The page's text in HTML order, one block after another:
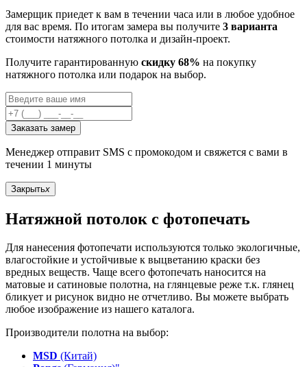
Замерщик приедет к вам в течении часа или в любое удобное
для вас время. По итогам замера вы получите 3 варианта
стоимости натяжного потолка и дизайн-проект.
Получите гарантированную скидку 68% на покупку
натяжного потолка или подарок на выбор.
Заказать замер
Менеджер отправит SMS с промокодом и свяжется с вами в
течении 1 минуты
Закрытьx
Натяжной потолок с фотопечать
Для нанесения фотопечати используются только экологичные,
влагостойкие и устойчивые к выцветанию краски без
вредных веществ. Чаще всего фотопечать наносится на
матовые и сатиновые полотна, на глянцевые реже т.к. глянец
бликует и рисунок видно не отчетливо. Вы можете выбрать
любое изображение из нашего каталога.
Производители полотна на выбор:
MSD (Китай)